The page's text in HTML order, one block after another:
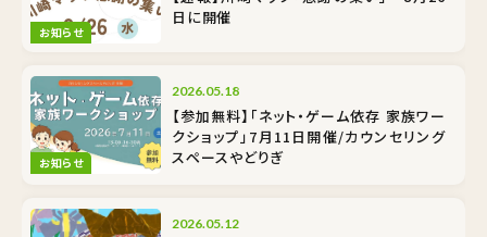
お知らせ
日に開催
お知らせ
2026.05.18
【参加無料】「ネット・ゲーム依存 家族ワー
クショップ」7月11日開催/カウンセリング
スペースやどりぎ
2026.05.12